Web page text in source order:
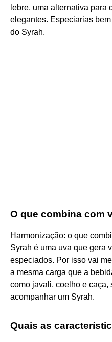
lebre, uma alternativa para
elegantes. Especiarias
do Syrah.
O que combina com
Harmonização: o que
Syrah é uma uva que gera
especiados. Por isso vai
a mesma carga que a
como javali, coelho e caça,
acompanhar um Syrah.
Quais as